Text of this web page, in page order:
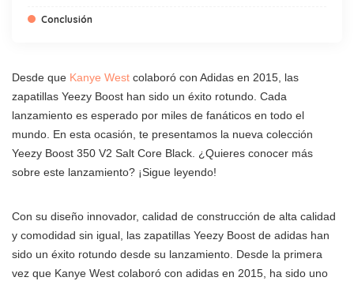
Conclusión
Desde que Kanye West colaboró con Adidas en 2015, las
zapatillas Yeezy Boost han sido un éxito rotundo. Cada
lanzamiento es esperado por miles de fanáticos en todo el
mundo. En esta ocasión, te presentamos la nueva colección
Yeezy Boost 350 V2 Salt Core Black. ¿Quieres conocer más
sobre este lanzamiento? ¡Sigue leyendo!
Con su diseño innovador, calidad de construcción de alta calidad
y comodidad sin igual, las zapatillas Yeezy Boost de adidas han
sido un éxito rotundo desde su lanzamiento. Desde la primera
vez que Kanye West colaboró con adidas en 2015, ha sido uno